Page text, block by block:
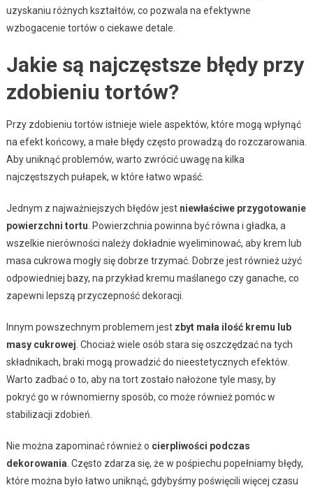
uzyskaniu różnych kształtów, co pozwala na efektywne
wzbogacenie tortów o ciekawe detale.
Jakie są najczęstsze błędy przy
zdobieniu tortów?
Przy zdobieniu tortów istnieje wiele aspektów, które mogą wpłynąć
na efekt końcowy, a małe błędy często prowadzą do rozczarowania.
Aby uniknąć problemów, warto zwrócić uwagę na kilka
najczęstszych pułapek, w które łatwo wpaść.
Jednym z najważniejszych błędów jest niewłaściwe przygotowanie
powierzchni tortu . Powierzchnia powinna być równa i gładka, a
wszelkie nierówności należy dokładnie wyeliminować, aby krem lub
masa cukrowa mogły się dobrze trzymać. Dobrze jest również użyć
odpowiedniej bazy, na przykład kremu maślanego czy ganache, co
zapewni lepszą przyczepność dekoracji.
Innym powszechnym problemem jest zbyt mała ilość kremu lub
masy cukrowej . Chociaż wiele osób stara się oszczędzać na tych
składnikach, braki mogą prowadzić do nieestetycznych efektów.
Warto zadbać o to, aby na tort zostało nałożone tyle masy, by
pokryć go w równomierny sposób, co może również pomóc w
stabilizacji zdobień.
Nie można zapominać również o cierpliwości podczas
dekorowania . Często zdarza się, że w pośpiechu popełniamy błędy,
które można było łatwo uniknąć, gdybyśmy poświęcili więcej czasu